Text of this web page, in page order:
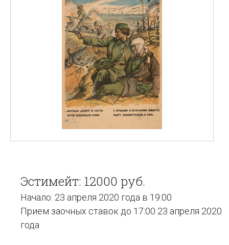
Эстимейт: 12000 руб.
Начало: 23 апреля 2020 года в 19:00
Прием заочных ставок до 17:00 23 апреля 2020
года